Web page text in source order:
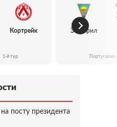
Кортрейк
1-й тур
Эшторил
посту президента